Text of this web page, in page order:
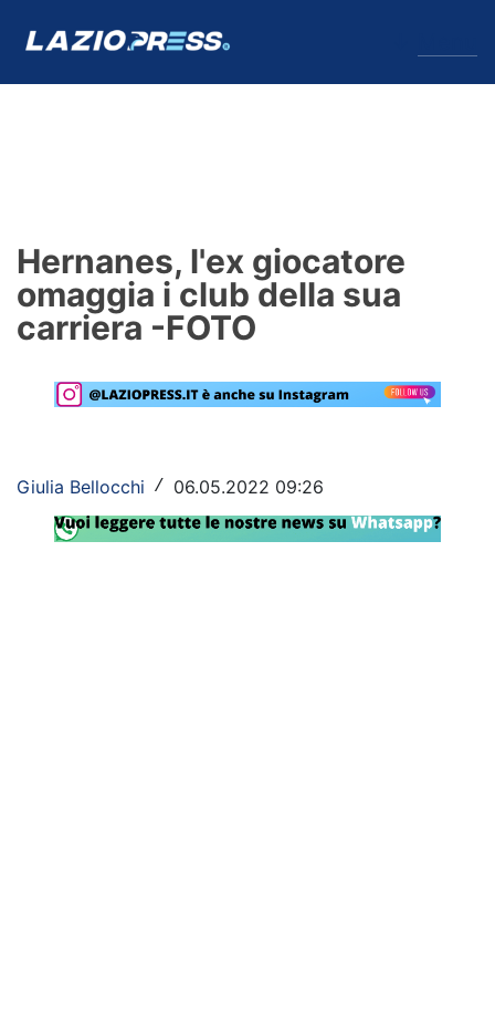
Formello
Infortuni
Primavera
Lazio Women
Rassegna Lazio
Hernanes, l'ex giocatore
omaggia i club della sua
carriera -FOTO
Giulia Bellocchi / 06.05.2022 09:26